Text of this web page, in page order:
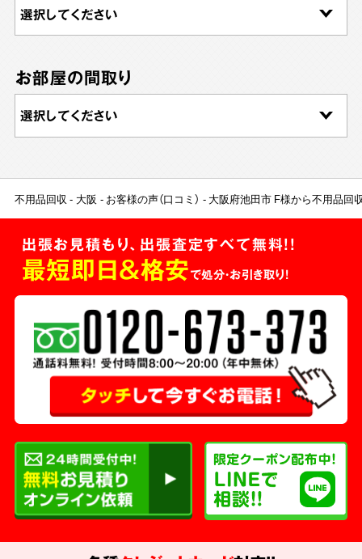
お部屋の間取り
不用品回収 大阪 お客様の声（口コミ） 大阪府池田市 F様から不用品回
出張お見積もり、出張査定すべて無料!!
最短即日＆格安で処分・お引き取り！